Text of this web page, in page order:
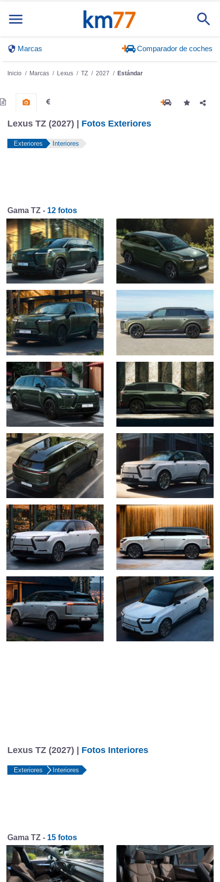
Marcas Comparador de coches
Inicio Marcas Lexus TZ 2027 Estándar
Lexus TZ (2027) | Fotos Exteriores
Exteriores Interiores
Gama TZ - 12 fotos
Lexus TZ (2027) | Fotos Interiores
Exteriores Interiores
Gama TZ - 15 fotos